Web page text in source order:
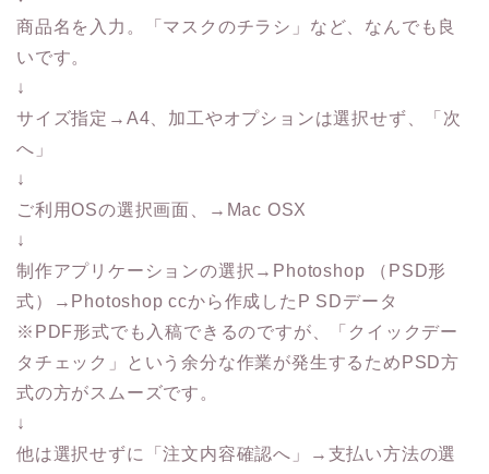
商品名を入力。「マスクのチラシ」など、なんでも良
いです。
↓
サイズ指定→A4、加工やオプションは選択せず、「次
へ」
↓
ご利用OSの選択画面、→Mac OSX
↓
制作アプリケーションの選択→Photoshop （PSD形
式）→Photoshop ccから作成したP SDデータ
※PDF形式でも入稿できるのですが、「クイックデー
タチェック」という余分な作業が発生するためPSD方
式の方がスムーズです。
↓
他は選択せずに「注文内容確認へ」→支払い方法の選